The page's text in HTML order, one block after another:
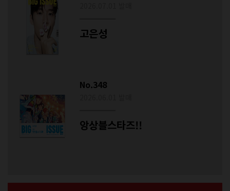
고은성
No.348
앙상블스타즈!!